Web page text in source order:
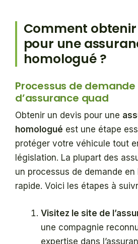
Comment
pour une
homologué ?
Processus de
d’assurance quad
Obtenir un devis pour une
homologué est une étape
protéger votre véhicule tout
législation. La plupart des
un processus de demande
rapide. Voici les étapes à
Visitez le site de
une compagnie
expertise dans